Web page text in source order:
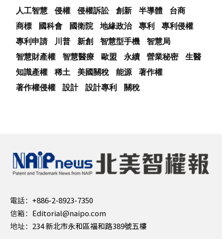
人工智慧
侵權 侵權訴訟 創新 半導體
台商
商標
國科會 國衛院 地緣政治 專利
專利侵權
專利申請
川普 新創 智慧型手機
智慧局
智慧財產權
智慧醫療 歐盟 永續 營業秘密
生醫
知識產權
稀土 美國關稅 能源
著作權
著作權侵權
設計 設計專利 關稅
電話： +886-2-8923-7350
信箱： Editorial@naipo.com
地址： 234 新北市永和區福和路389號五樓